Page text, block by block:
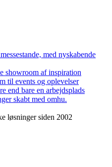
med nyskabende
showroom af inspiration
til events og oplevelser
end bare en arbejdsplads
skabt med omhu.
løsninger siden 2002